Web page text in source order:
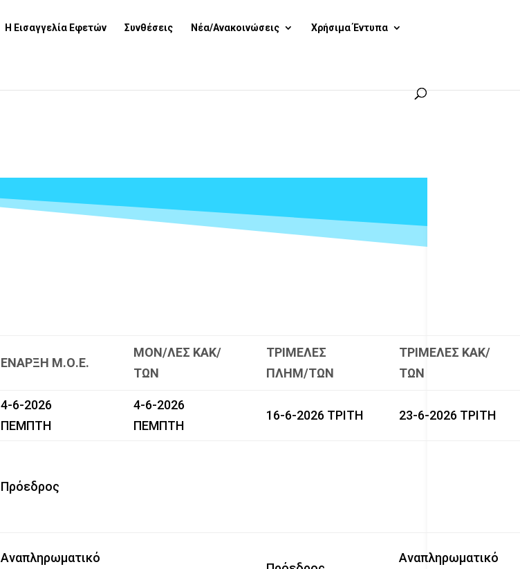
Η Εισαγγελία Εφετών Συνθέσεις Νέα/Ανακοινώσεις Χρήσιμα Έντυπα
ΕΝΑΡΞΗ Μ.Ο.Ε.
ΜΟΝ/ΛΕΣ ΚΑΚ/
ΤΩΝ
ΤΡΙΜΕΛΕΣ
ΠΛΗΜ/ΤΩΝ
ΤΡΙΜΕΛΕΣ ΚΑΚ/
ΤΩΝ
4-6-2026
ΠΕΜΠΤΗ
4-6-2026
ΠΕΜΠΤΗ
16-6-2026 ΤΡΙΤΗ 23-6-2026 ΤΡΙΤΗ
Πρόεδρος
Αναπληρωματικό
Αναπληρωματικό